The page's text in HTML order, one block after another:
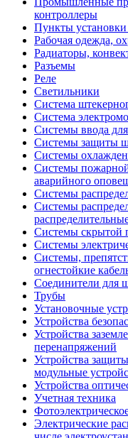
контроллеры
Пункты
Рабочая одежда,
Радиаторы,
Разъемы
Реле
Светильники
Система
Система
Системы ввода
Системы защиты
Системы
Системы
аварийного
Системы
Системы
Системы скрытой
Системы
Системы,
огнестойкие
Соединители для
Трубы
Установочные
Устройства
Устройства
перенапряжений
Устройства
модульные
Устройства
Учетная техника
Электрические